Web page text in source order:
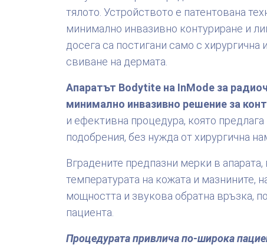
тялото. Устройството е патентована
минимално инвазивно контуриране и
досега са постигани само с
свиване на дермата.
Апаратът Bodytite на InMode за
минимално инвазивно решение за
и ефективна процедура, която
подобрения, без нужда от хирургична
Вградените предпазни мерки в
температурата на кожата и мазнините,
мощността и звукова обратна връзка,
пациента.
Процедурата привлича по-широка